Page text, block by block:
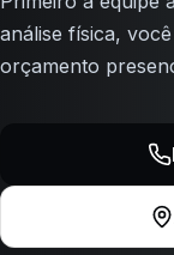
análise física,
orçamento